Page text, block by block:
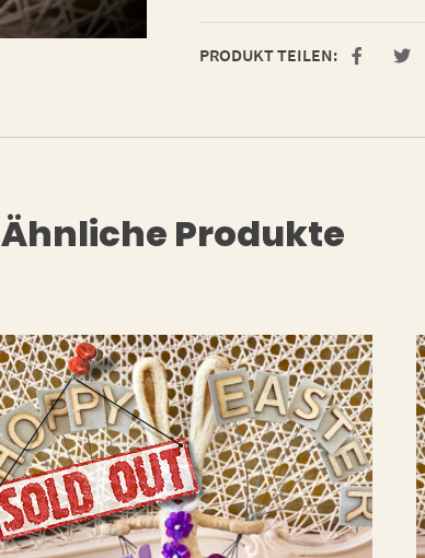
PRODUKT TEILEN:
Ähnliche Produkte